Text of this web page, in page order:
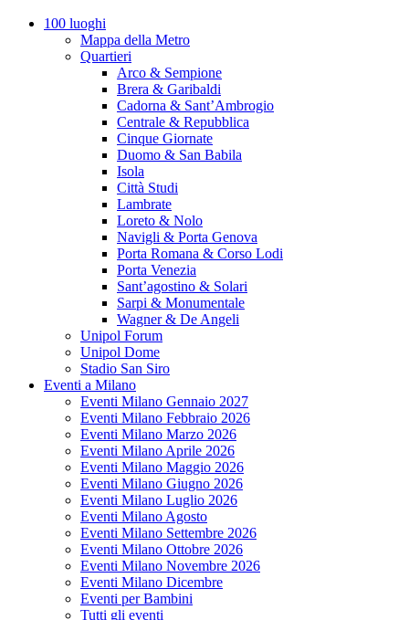
100 luoghi
Mappa della Metro
Quartieri
Arco & Sempione
Brera & Garibaldi
Cadorna & Sant’Ambrogio
Centrale & Repubblica
Cinque Giornate
Duomo & San Babila
Isola
Città Studi
Lambrate
Loreto & Nolo
Navigli & Porta Genova
Porta Romana & Corso Lodi
Porta Venezia
Sant’agostino & Solari
Sarpi & Monumentale
Wagner & De Angeli
Unipol Forum
Unipol Dome
Stadio San Siro
Eventi a Milano
Eventi Milano Gennaio 2027
Eventi Milano Febbraio 2026
Eventi Milano Marzo 2026
Eventi Milano Aprile 2026
Eventi Milano Maggio 2026
Eventi Milano Giugno 2026
Eventi Milano Luglio 2026
Eventi Milano Agosto
Eventi Milano Settembre 2026
Eventi Milano Ottobre 2026
Eventi Milano Novembre 2026
Eventi Milano Dicembre
Eventi per Bambini
Tutti gli eventi